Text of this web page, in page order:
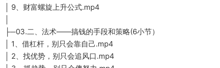
│ 9、财富螺旋上升公式.mp4
├─03.二、法术——搞钱的手段和策略(6小节）
│ 1、借杠杆，别只会靠自己.mp4
│ 2、找优势，别只会追风口.mp4